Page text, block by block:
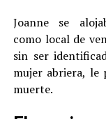
Joanne se
como local de
sin ser
mujer abriera, le
muerte.